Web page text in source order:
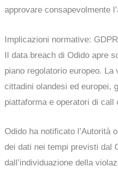
approvare consapevolmente
Implicazioni normative:
Il data breach di Odido apre
piano regolatorio europeo.
cittadini olandesi ed europei,
piattaforma e operatori di call
Odido ha notificato l’Autorità
dei dati nei tempi previsti dal
dall’individuazione della